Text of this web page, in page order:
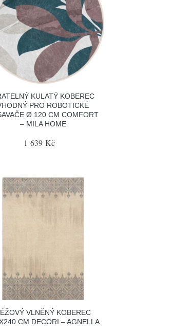
KULATÝ KOBEREC
PRO ROBOTICKÉ
Ø 120 CM COMFORT
– MILA HOME
1 639 Kč
VLNĚNÝ KOBEREC
CM DECORI – AGNELLA